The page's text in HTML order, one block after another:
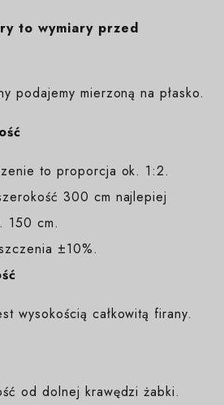
to wymiary przed
podajemy mierzoną na płasko.
to proporcja ok. 1:2.
300 cm najlepiej
150 cm.
±10%.
wysokością całkowitą firany.
od dolnej krawędzi żabki.